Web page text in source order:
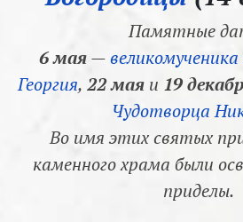
Памятные
6 мая—
Георгия, 22 маяи 19
Чудотворца
Во имя этих святых
каменного храма были
приделы.